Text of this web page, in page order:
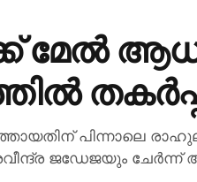
മേൽ
പിന്നാലെ
ജഡേജയും